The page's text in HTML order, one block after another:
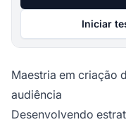
Iniciar
Maestria em criação
audiência
Desenvolvendo